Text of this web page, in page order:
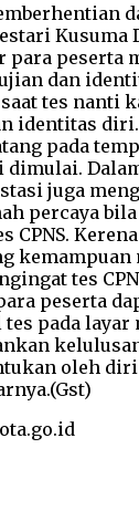
Kusuma
para peserta
dan
tes nanti
identitas
pada
dimulai.
juga
percaya bila
CPNS.
kemampuan
tes
peserta
pada layar
oleh